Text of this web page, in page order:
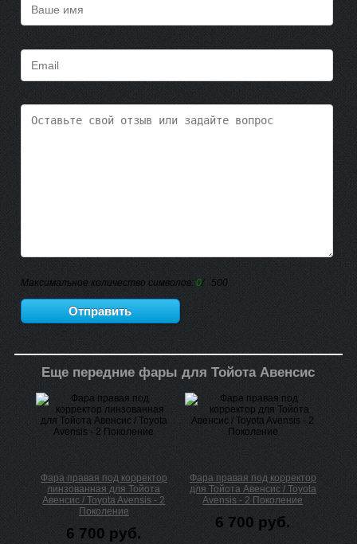
Максимальное количество символов: 0/ 500
Еще передние фары для Тойота Авенсис
Фара правая под корректор
линзованная для Тойота
Авенсис / Toyota Avensis - 2
Поколение
6 700 руб.
Фара правая под корректор
для Тойота Авенсис / Toyota
Avensis - 2 Поколение
6 700 руб.